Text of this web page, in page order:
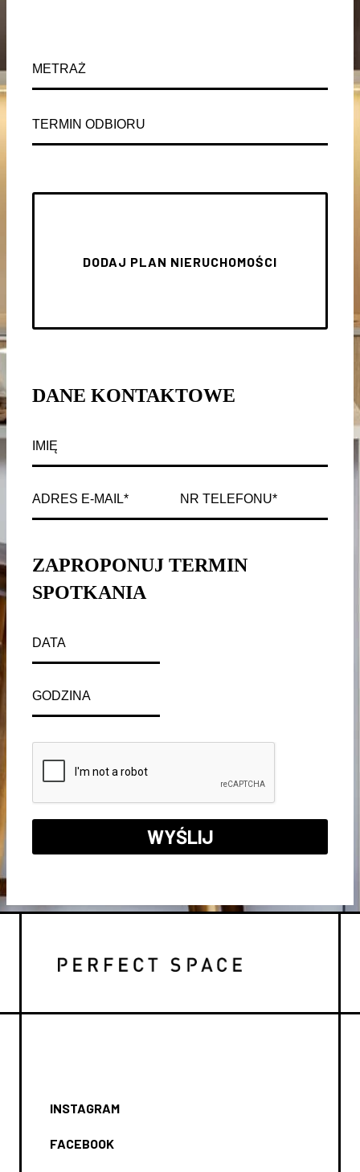
DANE KONTAKTOWE
ZAPROPONUJ TERMIN
SPOTKANIA
INSTAGRAM
FACEBOOK